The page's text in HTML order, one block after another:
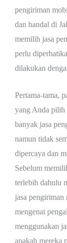
pengiriman
dan handal di
memilih jasa
perlu
dilakukan
Pertama-tama,
yang Anda pilih
banyak jasa
namun tidak
dipercaya dan
Sebelum
terlebih dahulu
jasa
mengenai
menggunakan
apakah mereka